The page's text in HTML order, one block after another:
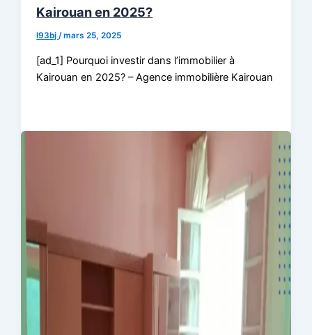
Kairouan en 2025?
l93bj/mars 25, 2025
[ad_1] Pourquoi investir dans l’immobilier à
Kairouan en 2025? – Agence immobilière Kairouan